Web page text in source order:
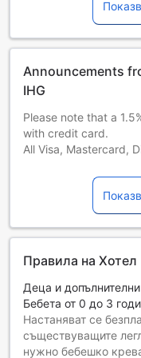
Announcements
IHG
Please note that a
with credit card.
All Visa, Mastercard,
Правила на Хотел
Деца и допълнителни
Бебета от 0 до 3
Настаняват се
съществуващите
нужно бебешко